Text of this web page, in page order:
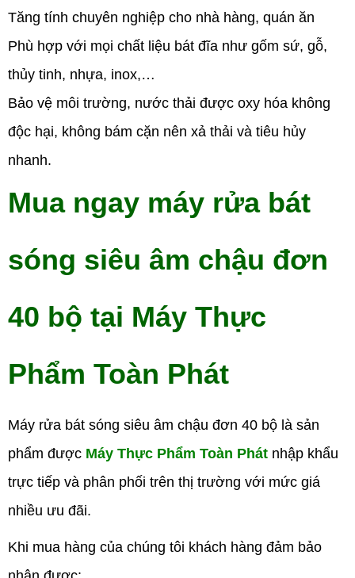
Tăng tính chuyên nghiệp cho nhà hàng, quán ăn
Phù hợp với mọi chất liệu bát đĩa như gốm sứ, gỗ,
thủy tinh, nhựa, inox,…
Bảo vệ môi trường, nước thải được oxy hóa không
độc hại, không bám cặn nên xả thải và tiêu hủy
nhanh.
Mua ngay máy rửa bát
sóng siêu âm chậu đơn
40 bộ tại Máy Thực
Phẩm Toàn Phát
Máy rửa bát sóng siêu âm chậu đơn 40 bộ là sản
phẩm được Máy Thực Phẩm Toàn Phát nhập khẩu
trực tiếp và phân phối trên thị trường với mức giá
nhiều ưu đãi.
Khi mua hàng của chúng tôi khách hàng đảm bảo